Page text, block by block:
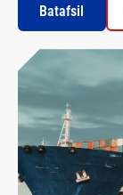
Batafsil